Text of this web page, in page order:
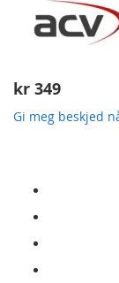
kr 349
Gi meg beskjed